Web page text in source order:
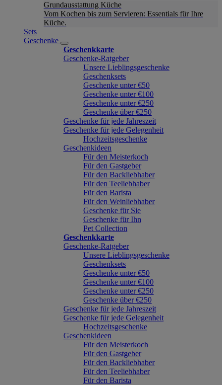
Grundausstattung Küche
Vom Kochen bis zum Servieren: Essentials für Ihre
Küche.
Sets
Geschenke
Geschenkkarte
Geschenke-Ratgeber
Unsere Lieblingsgeschenke
Geschenksets
Geschenke unter €50
Geschenke unter €100
Geschenke unter €250
Geschenke über €250
Geschenke für jede Jahreszeit
Geschenke für jede Gelegenheit
Hochzeitsgeschenke
Geschenkideen
Für den Meisterkoch
Für den Gastgeber
Für den Backliebhaber
Für den Teeliebhaber
Für den Barista
Für den Weinliebhaber
Geschenke für Sie
Geschenke für Ihn
Pet Collection
Geschenkkarte
Geschenke-Ratgeber
Unsere Lieblingsgeschenke
Geschenksets
Geschenke unter €50
Geschenke unter €100
Geschenke unter €250
Geschenke über €250
Geschenke für jede Jahreszeit
Geschenke für jede Gelegenheit
Hochzeitsgeschenke
Geschenkideen
Für den Meisterkoch
Für den Gastgeber
Für den Backliebhaber
Für den Teeliebhaber
Für den Barista